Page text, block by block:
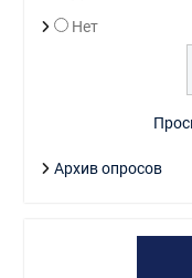
Нет
Архив опросов